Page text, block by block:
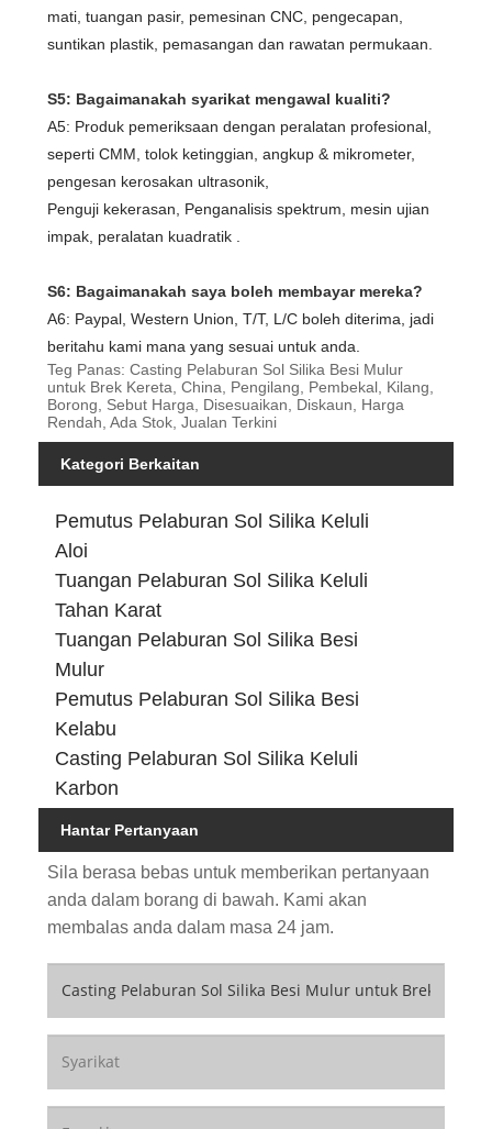
mati, tuangan pasir, pemesinan CNC, pengecapan,
suntikan plastik, pemasangan dan rawatan permukaan.
S5: Bagaimanakah syarikat mengawal kualiti?
A5: Produk pemeriksaan dengan peralatan profesional,
seperti CMM, tolok ketinggian, angkup & mikrometer,
pengesan kerosakan ultrasonik,
Penguji kekerasan, Penganalisis spektrum, mesin ujian
impak, peralatan kuadratik .
S6: Bagaimanakah saya boleh membayar mereka?
A6: Paypal, Western Union, T/T, L/C boleh diterima, jadi
beritahu kami mana yang sesuai untuk anda.
Teg Panas: Casting Pelaburan Sol Silika Besi Mulur
untuk Brek Kereta, China, Pengilang, Pembekal, Kilang,
Borong, Sebut Harga, Disesuaikan, Diskaun, Harga
Rendah, Ada Stok, Jualan Terkini
Kategori Berkaitan
Pemutus Pelaburan Sol Silika Keluli
Aloi
Tuangan Pelaburan Sol Silika Keluli
Tahan Karat
Tuangan Pelaburan Sol Silika Besi
Mulur
Pemutus Pelaburan Sol Silika Besi
Kelabu
Casting Pelaburan Sol Silika Keluli
Karbon
Hantar Pertanyaan
Sila berasa bebas untuk memberikan pertanyaan
anda dalam borang di bawah. Kami akan
membalas anda dalam masa 24 jam.